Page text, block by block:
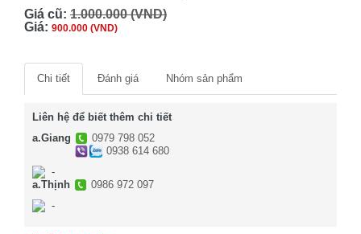
Giá cũ: 1.000.000 (VND)
Giá: 900.000 (VND)
Chi tiết Đánh giá Nhóm sản phẩm
Liên hệ để biết thêm chi tiết
a.Giang
0979 798 052
0938 614 680
-
a.Thịnh
0986 972 097
-